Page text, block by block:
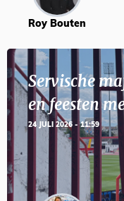
Roy Bouten
Servische
en feesten
24 JULI 2026 - 11:59